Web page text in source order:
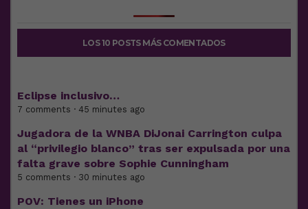
LOS 10 POSTS MÁS COMENTADOS
Eclipse inclusivo…
7 comments · 45 minutes ago
Jugadora de la WNBA DiJonai Carrington culpa
al “privilegio blanco” tras ser expulsada por una
falta grave sobre Sophie Cunningham
5 comments · 30 minutes ago
POV: Tienes un iPhone